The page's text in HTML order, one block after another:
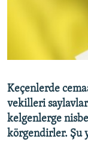
RFE/RS bütün
Keçenlerde
vekilleri
kelgenlerge
körgendirler. Şu